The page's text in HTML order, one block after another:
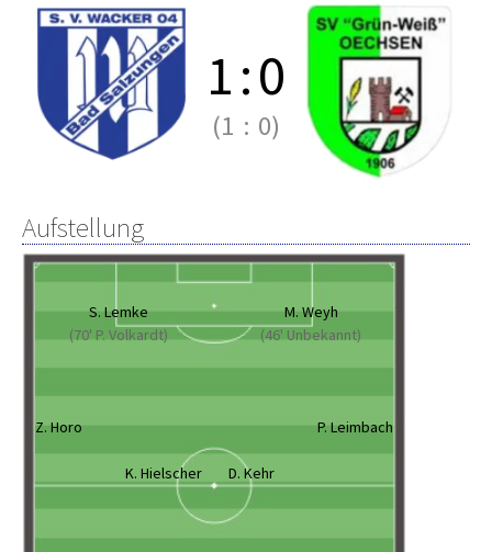
1:0
(1 : 0)
Aufstellung
S. Lemke
(70' P. Volkardt)
M. Weyh
(46' Unbekannt)
Z. Horo P. Leimbach
K. Hielscher D. Kehr